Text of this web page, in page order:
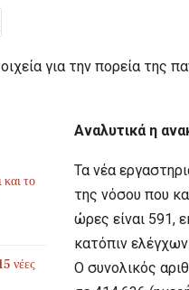
για την πορεία της
και το
νέες
Αναλυτικά η
Τα νέα
της νόσου που
ώρες είναι 591,
κατόπιν
Ο συνολικός